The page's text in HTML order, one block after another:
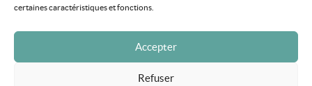
certaines caractéristiques et fonctions.
Accepter
Refuser